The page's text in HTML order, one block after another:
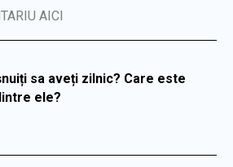
AICI
sa aveți zilnic? Care este
ele?